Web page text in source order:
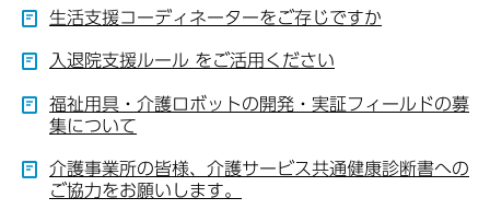
生活支援コーディネーターをご存じですか
入退院支援ルール をご活用ください
福祉用具・介護ロボットの開発・実証フィールドの募
集について
介護事業所の皆様、介護サービス共通健康診断書への
ご協力をお願いします。